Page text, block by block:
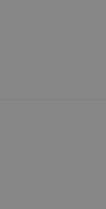
de Látex Dunlop
articuladas
ANTIGUO